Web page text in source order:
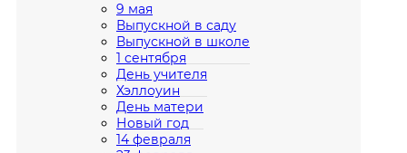
9 мая
Выпускной в саду
Выпускной в школе
1 сентября
День учителя
Хэллоуин
День матери
Новый год
14 февраля